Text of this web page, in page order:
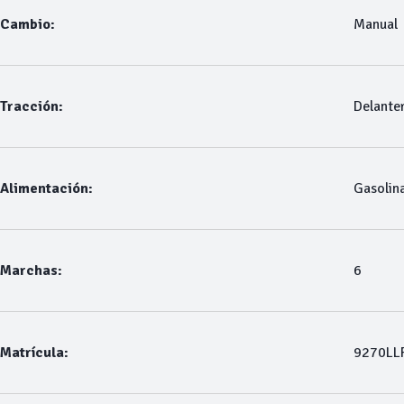
Cambio: Manual
Tracción:
Alimentación:
Marchas: 6
Matrícula: